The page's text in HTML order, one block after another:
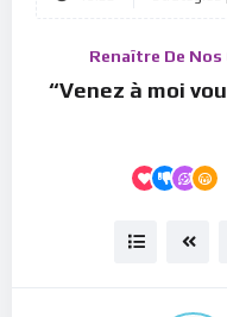
Renaître De Nos
“Venez à moi